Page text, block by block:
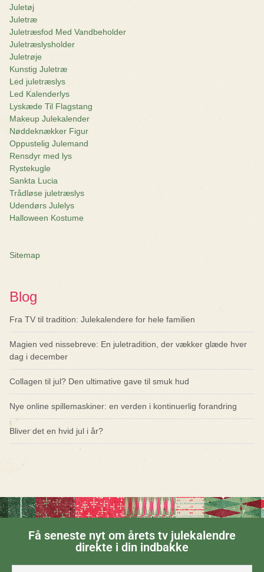
Juletøj
Juletræ
Juletræsfod Med Vandbeholder
Juletræslysholder
Juletrøje
Kunstig Juletræ
Led juletræslys
Led Kalenderlys
Lyskæde Til Flagstang
Makeup Julekalender
Nøddeknækker Figur
Oppustelig Julemand
Rensdyr med lys
Rystekugle
Sankta Lucia
Trådløse juletræslys
Udendørs Julelys
Halloween Kostume
Sitemap
Blog
Fra TV til tradition: Julekalendere for hele familien
Magien ved nissebreve: En juletradition, der vækker glæde hver
dag i december
Collagen til jul? Den ultimative gave til smuk hud
Nye online spillemaskiner: en verden i kontinuerlig forandring
Bliver det en hvid jul i år?
Få seneste nyt om årets tv julekalendre
direkte i din indbakke